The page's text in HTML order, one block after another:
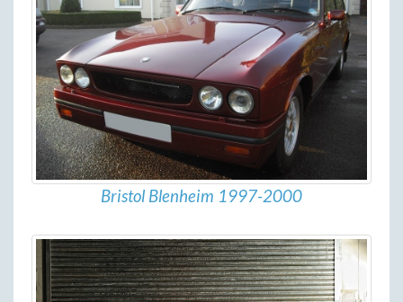
Bristol Blenheim 1997-2000